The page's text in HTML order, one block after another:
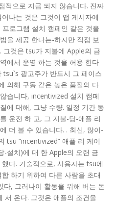
적으로 지급 되지 않습니다. 진짜
나는 것은 그것이 앱 게시자에
로그램 설치 캠페인 같은 것을
을 제공 한다는-하지만 직접 보
그것은 tsu가 지불에 Apple의 금
에서 운영 하는 것을 허용 한다
tsu`s 광고주가 반드시 그 페이스
의해 구동 같은 높은 품질의 다
습니다, incentivized 설치 캠페
에 대해, 그냥 수량. 일정 기간 동
운전 하 고, 그 지불-당-애플 리
더 볼 수 있습니다. . 최신, 많이-
tsu “incentivized” 애플 리 케이
-설치)에 대 한 Apple의 오랜 금
다. 기술적으로, 사용자는 tsu에
하기 위하여 다른 사람을 초대
다, 그러나이 활동을 위해 버는 돈
서 온다. 그것은 애플의 조건을